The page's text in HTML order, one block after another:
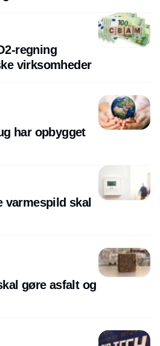
regning
virksomheder
har opbygget
varmespild skal
gøre asfalt og